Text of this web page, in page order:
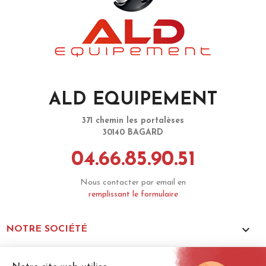
ALD EQUIPEMENT
371 chemin les portalèses
30140 BAGARD
04.66.85.90.51
Nous contacter par email en
remplissant le formulaire
NOTRE SOCIÉTÉ 